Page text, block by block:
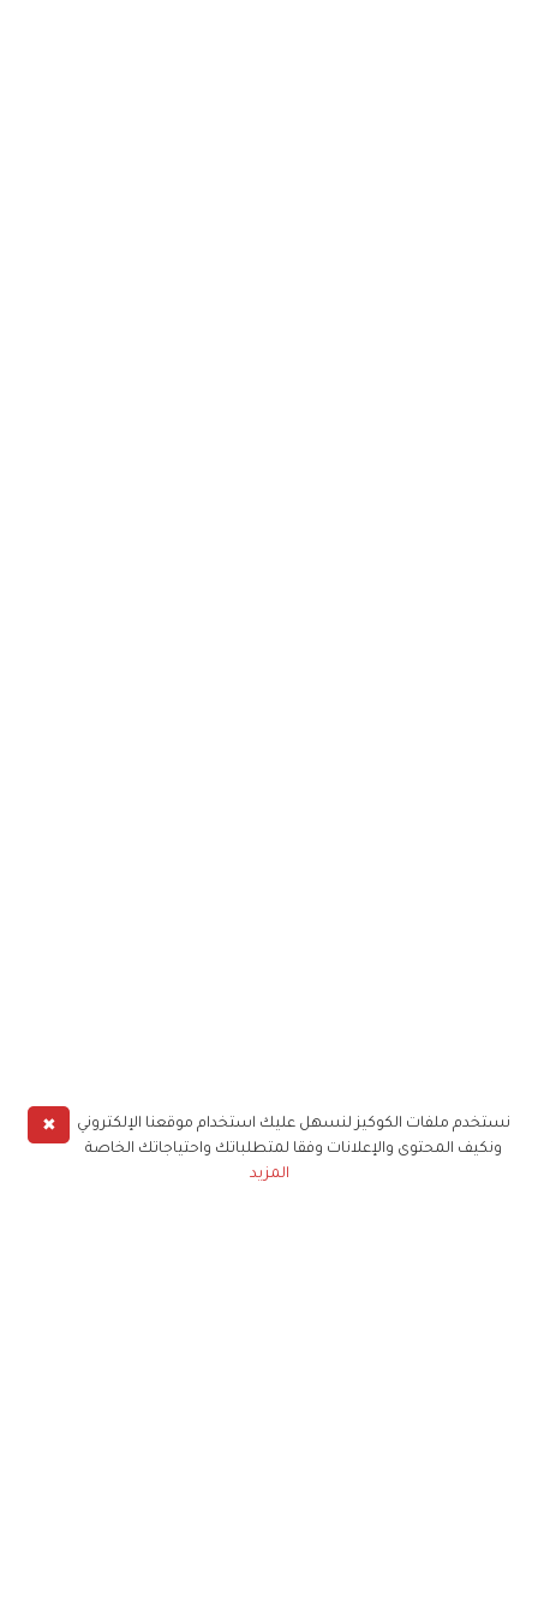
✖
نستخدم ملفات الكوكيز لنسهل عليك استخدام موقعنا الإلكتروني
ونكيف المحتوى والإعلانات وفقا لمتطلباتك واحتياجاتك الخاصة
المزيد